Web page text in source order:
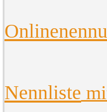
O
Nennliste